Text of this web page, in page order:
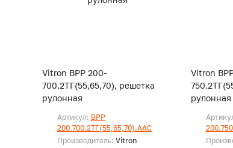
Vitron ВРР 200-
700.2ТГ(55,65,70), решетка
рулонная
Артикул: ВРР
200.700.2ТГ(55,65,70).ААС
Производитель: Vitron
Vitron
рулонная